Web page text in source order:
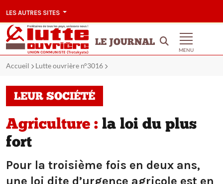
LES AUTRES SITES
LE JOURNAL
MENU
Accueil Lutte ouvrière n°3016
LEUR SOCIÉTÉ
Agriculture : la loi du plus
fort
Pour la troisième fois en deux ans,
une loi dite d’urgence agricole est en